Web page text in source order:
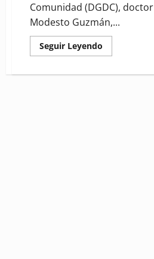
Comunidad (DGDC), doctor
Modesto Guzmán,...
Seguir Leyendo
more
Desarrollo